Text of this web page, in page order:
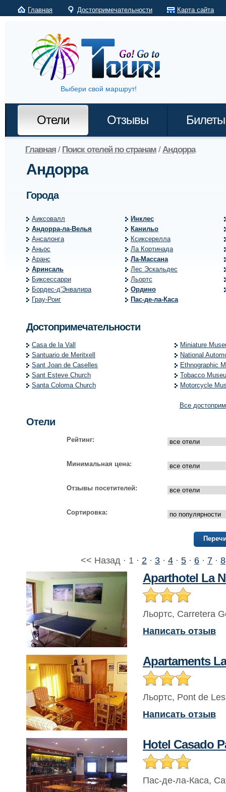
Главная Достопримечательности Карта сайта
Выбери свой маршрут!
Отели Отзывы Билеты
Главная / Поиск отелей по странам /Андорра
Андорра
Города
Аиксовалл
Андорра-ла-Велья
Ансалонга
Аньос
Аранс
Аринсаль
Биксессарри
Бордес-д'Энвалира
Грау-Роиг
Инклес
Канильо
Ксиксерелла
Ла Кортинада
Ла-Массана
Лес Эскальдес
Льортс
Ордино
Пас-де-ла-Каса
Достопримечательности
Casa de la Vall
Santuario de Meritxell
Sant Joan de Caselles
Sant Esteve Church
Santa Coloma Church
Miniature
National
Ethnographic
Tobacco
Motorcycle
Все
Отели
Рейтинг:
Минимальная цена:
Отзывы посетителей:
Сортировка:
<< Назад · 1 · 2 · 3 · 4 · 5 · 6 · 7 · 8
Aparthotel La
Льортс, Carretera
Написать отзыв
Apartaments
Льортс, Pont de
Написать отзыв
Hotel Casado
Пас-де-ла-Каса,